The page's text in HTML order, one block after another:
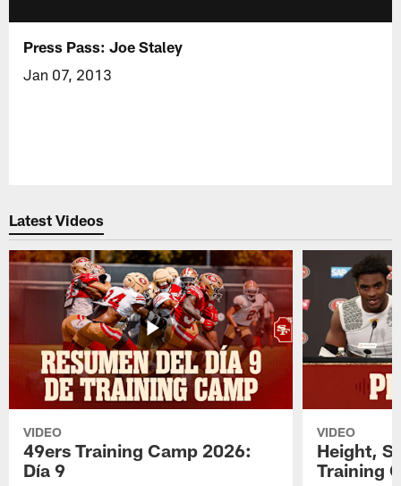
Press Pass: Joe Staley
Jan 07, 2013
Latest Videos
VIDEO
49ers Training Camp 2026:
Día 9
VIDEO
Height,
Training